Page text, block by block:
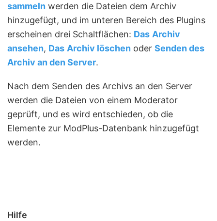
sammeln werden die Dateien dem Archiv
hinzugefügt, und im unteren Bereich des Plugins
erscheinen drei Schaltflächen: Das Archiv
ansehen, Das Archiv löschen oder Senden des
Archiv an den Server.
Nach dem Senden des Archivs an den Server
werden die Dateien von einem Moderator
geprüft, und es wird entschieden, ob die
Elemente zur ModPlus-Datenbank hinzugefügt
werden.
Hilfe